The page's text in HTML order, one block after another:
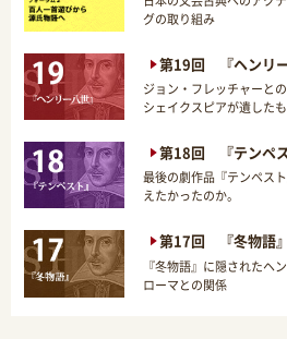
グの取り組み
第19回 『ヘンリー
ジョン・フレッチャーと
シェイクスピアが遺した
第18回 『テンペス
最後の劇作品『テンペス
えたかったのか。
第17回 『冬物語』
『冬物語』に隠されたヘ
ローマとの関係